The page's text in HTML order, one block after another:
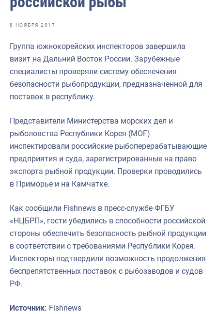
Отраслевые СМИ
Выставки и конференции
Научно-практическая литература
Рыбоохрана России
Отрасль в цифрах
Инфографика
Большая африканская экспедиция
Укрепление духовно-нравственных ценностей
8 НОЯБРЯ 2017
Группа южнокорейских инспекторов завершила
визит на Дальний Восток России. Зарубежные
специалисты проверяли систему обеспечения
безопасности рыбопродукции, предназначенной для
поставок в республику.
Представители Министерства морских дел и
рыболовства Республики Корея (MOF)
инспектировали российские рыбоперерабатывающие
предприятия и суда, зарегистрированные на право
экспорта рыбной продукции. Проверки проводились
в Приморье и на Камчатке.
Как сообщили Fishnews в пресс-службе ФГБУ
«НЦБРП», гости убедились в способности российской
стороны обеспечить безопасность рыбной продукции
в соответствии с требованиями Республики Корея.
Инспекторы подтвердили возможность продолжения
беспрепятственных поставок с рыбозаводов и судов
РФ.
Источник: Fishnews